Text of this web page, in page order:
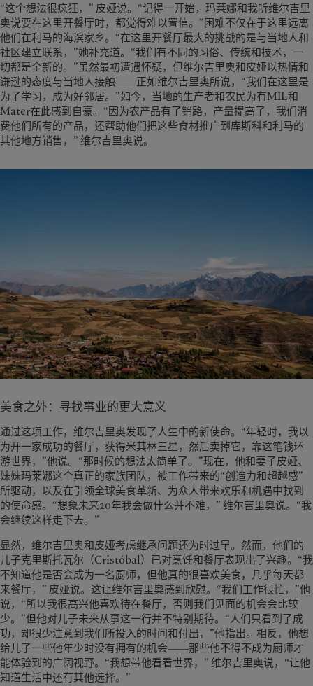
“这个想法很疯狂，” 皮娅说。“记得一开始，玛莱娜和我听维尔吉里
奥说要在这里开餐厅时，都觉得难以置信。”困难不仅在于这里远离
他们在利马的海滨家乡。“在这里开餐厅最大的挑战的是与当地人和
社区建立联系，”她补充道。“我们有不同的习俗、传统和技术，一
切都是全新的。”虽然最初遭遇怀疑，但维尔吉里奥和皮娅以热情和
谦逊的态度与当地人接触――正如维尔吉里奥所说，“我们在这里是
为了学习，成为好邻居。”如今，当地的生产者和农民为有MIL和
Mater在此感到自豪。“因为农产品有了销路，产量提高了，我们消
费他们所有的产品，还帮助他们把这些食材推广到库斯科和利马的
其他地方销售，” 维尔吉里奥说。
美食之外：寻找事业的更大意义
通过这项工作，维尔吉里奥发现了人生中的新使命。“年轻时，我以
为开一家成功的餐厅，获得米其林三星，然后卖掉它，靠这笔钱环
游世界，”他说。“那时候的想法太简单了。”现在，他和妻子皮娅、
妹妹玛莱娜这个真正的家族团队，被工作带来的“创造力和超越感”
所驱动，以及在引领全球美食革新、为众人带来欢乐和机遇中找到
的使命感。“想象未来20年我会做什么并不难，” 维尔吉里奥说。“我
会继续这样走下去。”
显然，维尔吉里奥和皮娅考虑继承问题还为时过早。然而，他们的
儿子克里斯托瓦尔（Cristóbal）已对烹饪和餐厅表现出了兴趣。“我
不知道他是否会成为一名厨师，但他真的很喜欢美食，几乎每天都
来餐厅，” 皮娅说。这让维尔吉里奥感到欣慰。“我们工作很忙，”他
说，“所以我很高兴他喜欢待在餐厅，否则我们见面的机会会比较
少。”但他对儿子未来从事这一行并不特别期待。“人们只看到了成
功，却很少注意到我们所投入的时间和付出，”他指出。相反，他想
给儿子一些他年少时没有拥有的机会――那些他不得不成为厨师才
能体验到的广阔视野。“我想带他看看世界，” 维尔吉里奥说，“让他
知道生活中还有其他选择。”